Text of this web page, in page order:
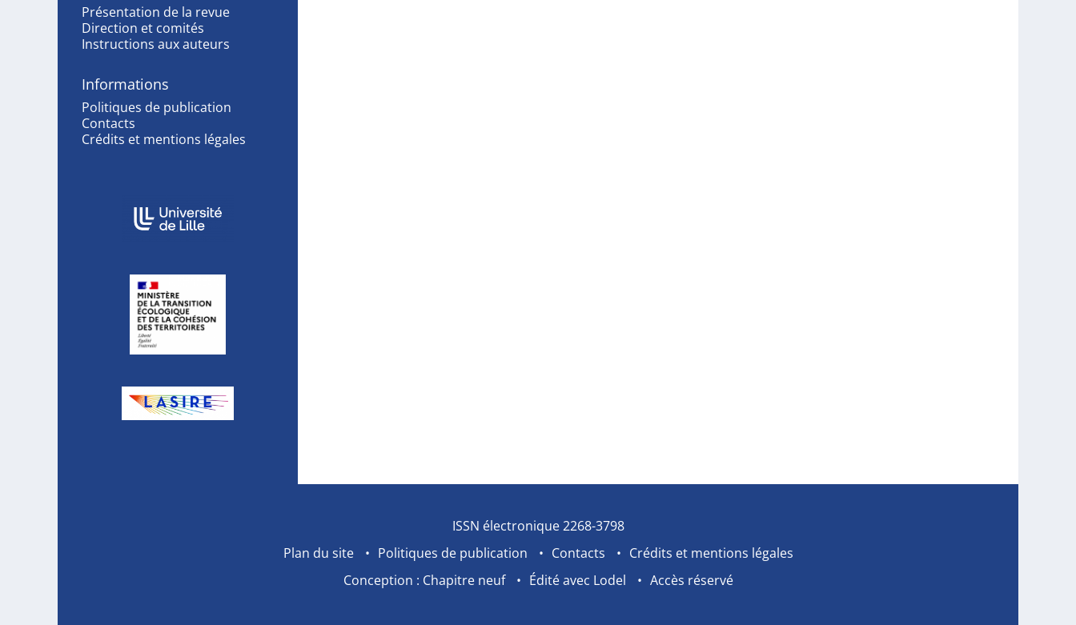
Présentation de la revue
Direction et comités
Instructions aux auteurs
Informations
Politiques de publication
Contacts
Crédits et mentions légales
Affiliations/partenaires
ISSN électronique 2268-3798
Plan du site
Politiques de publication Contacts
Crédits et mentions légales
Conception : Chapitre neuf
Édité avec Lodel Accès réservé